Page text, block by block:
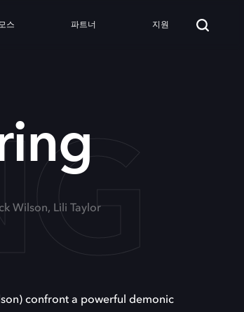
스 파트너 지원
Wilson, Lili Taylor
confront a powerful demonic